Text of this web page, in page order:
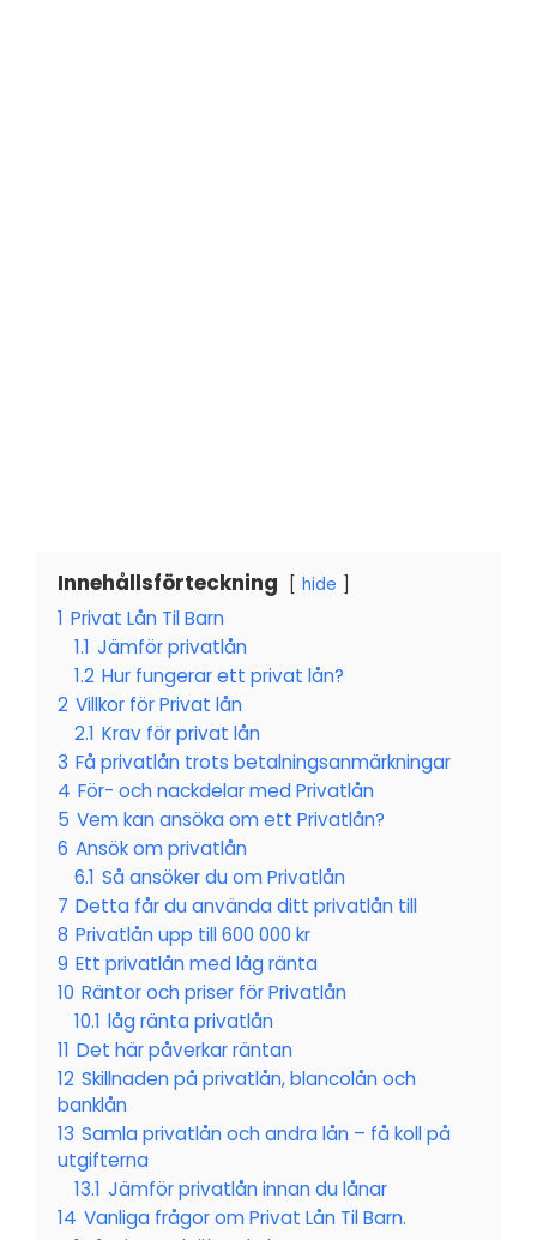
Innehållsförteckning hide
1 Privat Lån Til Barn
1.1 Jämför privatlån
1.2 Hur fungerar ett privat lån?
2 Villkor för Privat lån
2.1 Krav för privat lån
3 Få privatlån trots betalningsanmärkningar
4 För- och nackdelar med Privatlån
5 Vem kan ansöka om ett Privatlån?
6 Ansök om privatlån
6.1 Så ansöker du om Privatlån
7 Detta får du använda ditt privatlån till
8 Privatlån upp till 600 000 kr
9 Ett privatlån med låg ränta
10 Räntor och priser för Privatlån
10.1 låg ränta privatlån
11 Det här påverkar räntan
12 Skillnaden på privatlån, blancolån och
banklån
13 Samla privatlån och andra lån – få koll på
utgifterna
13.1 Jämför privatlån innan du lånar
14 Vanliga frågor om Privat Lån Til Barn.